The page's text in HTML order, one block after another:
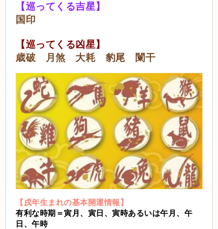
【巡ってくる吉星】
国印
【巡ってくる凶星】
歳破 月煞 大耗 豹尾 闌干
【戌年生まれの基本開運情報】
有利な時期＝寅月、寅日、寅時あるいは午月、午
日、午時